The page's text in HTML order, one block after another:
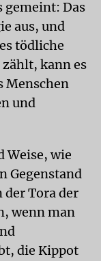
gemeint: Das
aus, und
tödliche
zählt, kann es
Menschen
und
Weise, wie
Gegenstand
der Tora der
wenn man
die Kippot